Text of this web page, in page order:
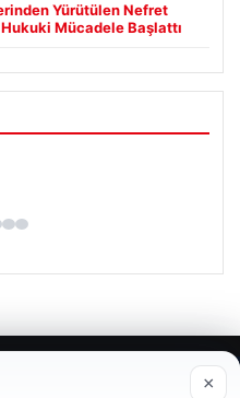
Yürütülen Nefret
Mücadele Başlattı
iyi anlayabilmek,
×